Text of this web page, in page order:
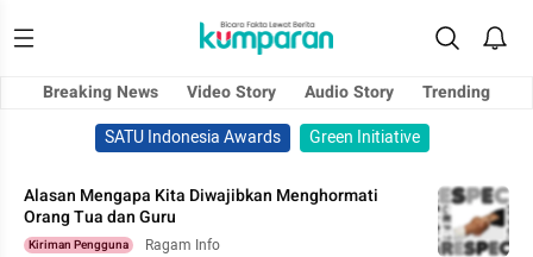
Breaking News Video Story Audio Story
Trending
SATU Indonesia Awards
Green Initiative
Alasan Mengapa Kita Diwajibkan Menghormati
Orang Tua dan Guru
Kiriman Pengguna Ragam Info